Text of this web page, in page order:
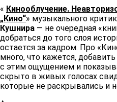
« Кинооблучение.
„Кино“» музыкального
Кушнира — не очередная
добраться до того слоя
остается за кадром. Про
много, что кажется,
с этим ощущением и
скрыто в живых голосах
которые не раскрывались и